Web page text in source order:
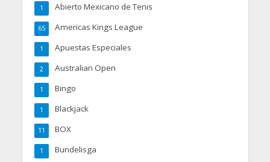
Abierto Mexicano de Tenis
1
Americas Kings League
65
Apuestas Especiales
1
Australian Open
2
Bingo
1
Blackjack
1
BOX
11
Bundelisga
1